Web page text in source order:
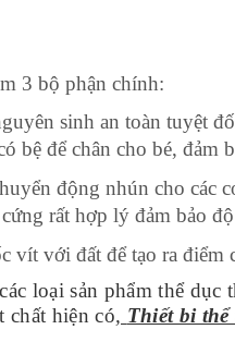
3 bộ phận chính:
sinh an toàn tuyệt
bệ để chân cho bé, đảm
động nhún cho
rất hợp lý đảm bảo
vít với đất để tạo ra
loại sản phẩm thể
hiện có, Thiết bi